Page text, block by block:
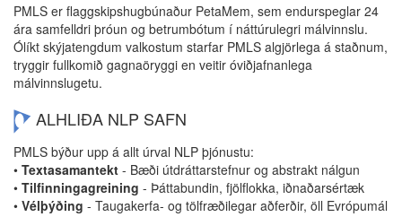
PMLS er flaggskipshugbúnaður PetaMem, sem endurspeglar 24
ára samfelldri þróun og betrumbótum í náttúrulegri málvinnslu.
Ólíkt skýjatengdum valkostum starfar PMLS algjörlega á staðnum,
tryggir fullkomið gagnaöryggi en veitir óviðjafnanlega
málvinnslugetu.
ALHLIÐA NLP SAFN
PMLS býður upp á allt úrval NLP þjónustu:
• Textasamantekt - Bæði útdráttarstefnur og abstrakt nálgun
• Tilfinningagreining - Þáttabundin, fjölflokka, iðnaðarsértæk
• Vélþýðing - Taugakerfa- og tölfræðilegar aðferðir, öll Evrópumál